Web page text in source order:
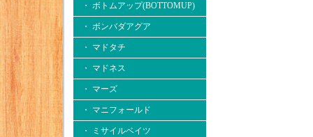
・ ボトムアップ(BOTTOMUP)
・ ボンバダアグア
・ マドタチ
・ マドネス
・ マーズ
・ マニフォールド
・ ミサイルベイツ